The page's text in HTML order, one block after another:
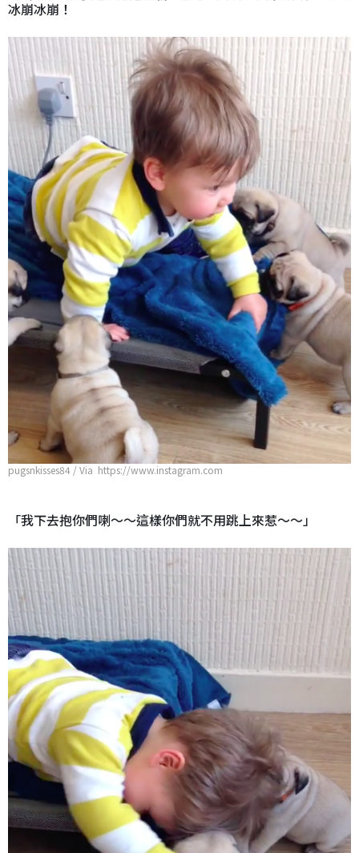
冰崩冰崩！
pugsnkisses84 / Via https://www.instagram.com
「我下去抱你們喇～～這樣你們就不用跳上來惹～～」